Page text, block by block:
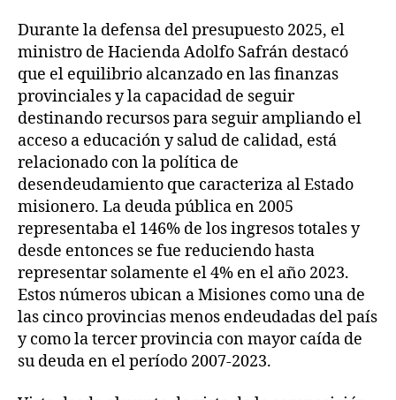
Durante la defensa del presupuesto 2025, el
ministro de Hacienda Adolfo Safrán destacó
que el equilibrio alcanzado en las finanzas
provinciales y la capacidad de seguir
destinando recursos para seguir ampliando el
acceso a educación y salud de calidad, está
relacionado con la política de
desendeudamiento que caracteriza al Estado
misionero. La deuda pública en 2005
representaba el 146% de los ingresos totales y
desde entonces se fue reduciendo hasta
representar solamente el 4% en el año 2023.
Estos números ubican a Misiones como una de
las cinco provincias menos endeudadas del país
y como la tercer provincia con mayor caída de
su deuda en el período 2007-2023.